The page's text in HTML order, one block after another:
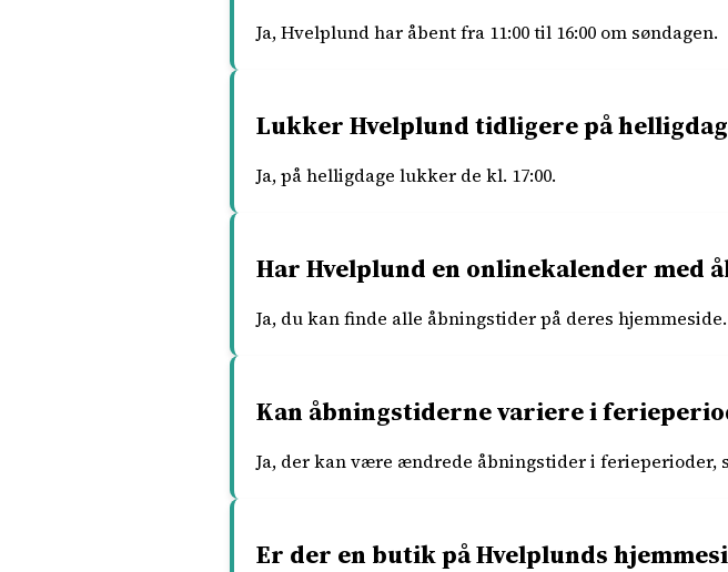
Ja, Hvelplund har åbent fra 11:00 til 16:00 om søndagen.
Lukker Hvelplund tidligere på
Ja, på helligdage lukker de kl. 17:00.
Har Hvelplund en onlinekalender med
Ja, du kan finde alle åbningstider på deres hjemmeside.
Kan åbningstiderne variere i
Ja, der kan være ændrede åbningstider i ferieperioder,
Er der en butik på Hvelplunds